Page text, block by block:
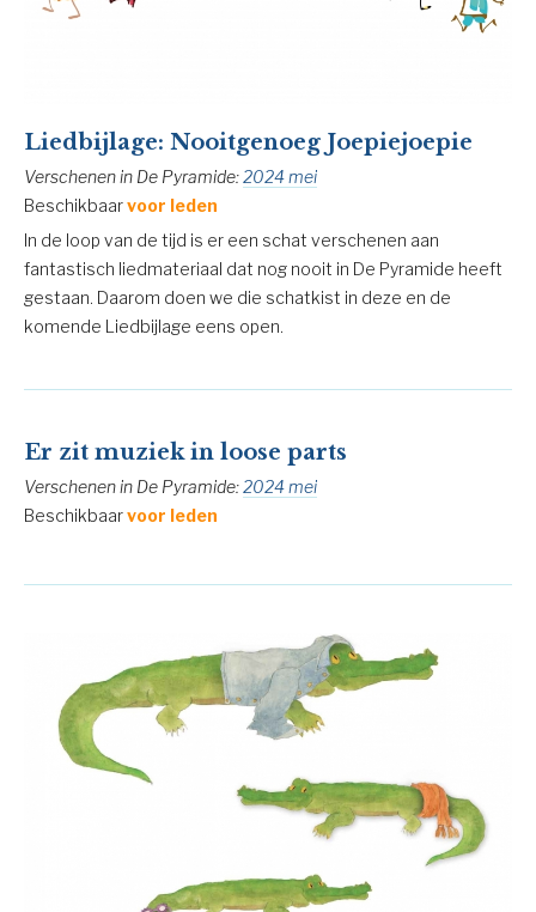
Liedbijlage: Nooitgenoeg Joepiejoepie
Verschenen in De Pyramide:2024 mei
Beschikbaarvoor leden
In de loop van de tijd is er een schat verschenen aan
fantastisch liedmateriaal dat nog nooit in De Pyramide heeft
gestaan. Daarom doen we die schatkist in deze en de
komende Liedbijlage eens open.
Er zit muziek in loose parts
Verschenen in De Pyramide:2024 mei
Beschikbaarvoor leden